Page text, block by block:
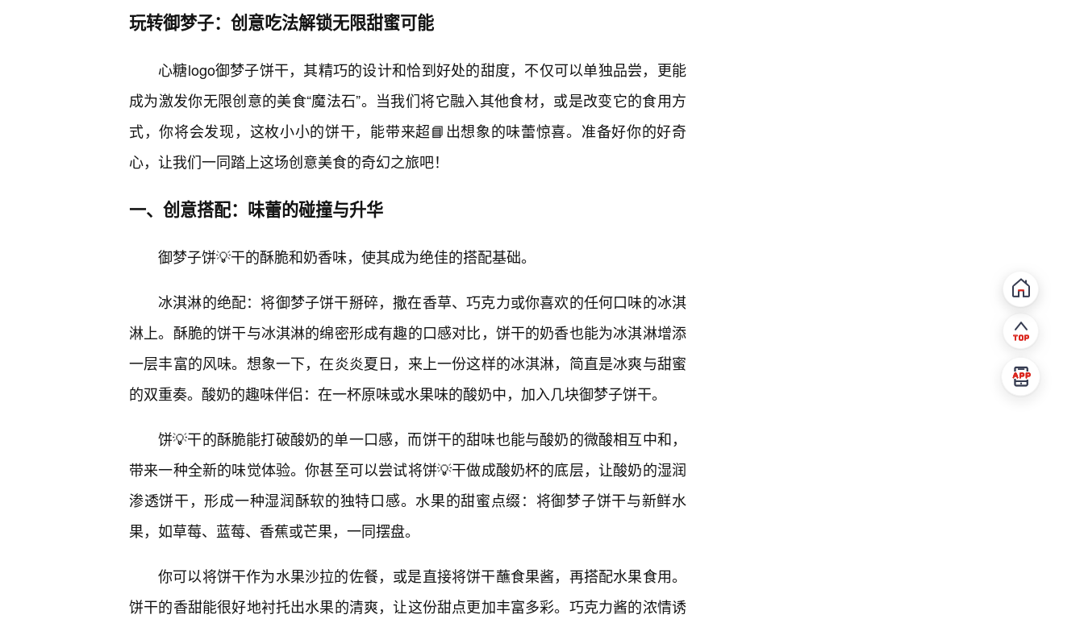
玩转御梦子：创意吃法解锁无限甜蜜可能
心糖logo御梦子饼干，其精巧的设计和恰到好处的甜度，不仅可以单独品尝，更能
成为激发你无限创意的美食“魔法石”。当我们将它融入其他食材，或是改变它的食用方
式，你将会发现，这枚小小的饼干，能带来超📘出想象的味蕾惊喜。准备好你的好奇
心，让我们一同踏上这场创意美食的奇幻之旅吧！
一、创意搭配：味蕾的碰撞与升华
御梦子饼💡干的酥脆和奶香味，使其成为绝佳的搭配基础。
冰淇淋的绝配：将御梦子饼干掰碎，撒在香草、巧克力或你喜欢的任何口味的冰淇
淋上。酥脆的饼干与冰淇淋的绵密形成有趣的口感对比，饼干的奶香也能为冰淇淋增添
一层丰富的风味。想象一下，在炎炎夏日，来上一份这样的冰淇淋，简直是冰爽与甜蜜
的双重奏。酸奶的趣味伴侣：在一杯原味或水果味的酸奶中，加入几块御梦子饼干。
饼💡干的酥脆能打破酸奶的单一口感，而饼干的甜味也能与酸奶的微酸相互中和，
带来一种全新的味觉体验。你甚至可以尝试将饼💡干做成酸奶杯的底层，让酸奶的湿润
渗透饼干，形成一种湿润酥软的独特口感。水果的甜蜜点缀：将御梦子饼干与新鲜水
果，如草莓、蓝莓、香蕉或芒果，一同摆盘。
你可以将饼干作为水果沙拉的佐餐，或是直接将饼干蘸食果酱，再搭配水果食用。
饼干的香甜能很好地衬托出水果的清爽，让这份甜点更加丰富多彩。巧克力酱的浓情诱